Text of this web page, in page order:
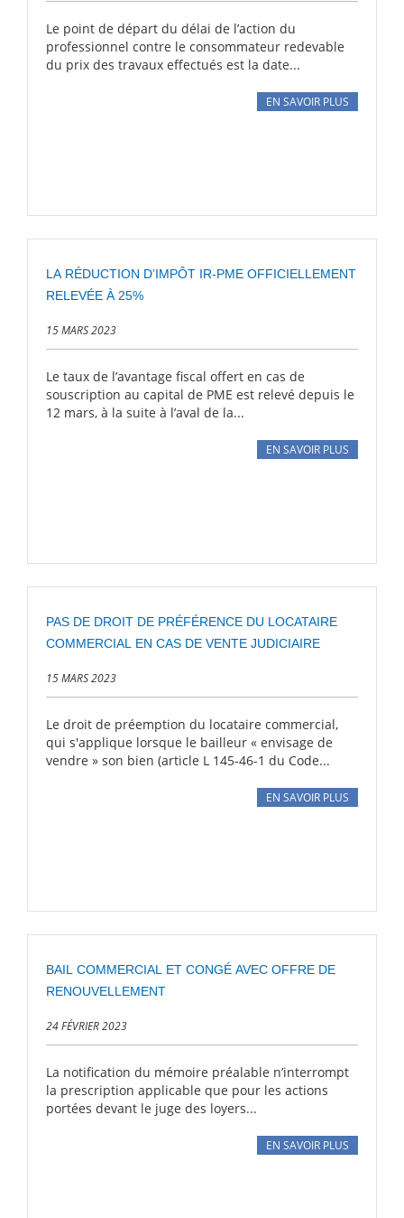
Le point de départ du délai de l’action du
professionnel contre le consommateur redevable
du prix des travaux effectués est la date...
EN SAVOIR PLUS
LA RÉDUCTION D’IMPÔT IR-PME OFFICIELLEMENT
RELEVÉE À 25%
15 MARS 2023
Le taux de l’avantage fiscal offert en cas de
souscription au capital de PME est relevé depuis le
12 mars, à la suite à l’aval de la...
EN SAVOIR PLUS
PAS DE DROIT DE PRÉFÉRENCE DU LOCATAIRE
COMMERCIAL EN CAS DE VENTE JUDICIAIRE
15 MARS 2023
Le droit de préemption du locataire commercial,
qui s'applique lorsque le bailleur « envisage de
vendre » son bien (article L 145-46-1 du Code...
EN SAVOIR PLUS
BAIL COMMERCIAL ET CONGÉ AVEC OFFRE DE
RENOUVELLEMENT
24 FÉVRIER 2023
La notification du mémoire préalable n’interrompt
la prescription applicable que pour les actions
portées devant le juge des loyers...
EN SAVOIR PLUS